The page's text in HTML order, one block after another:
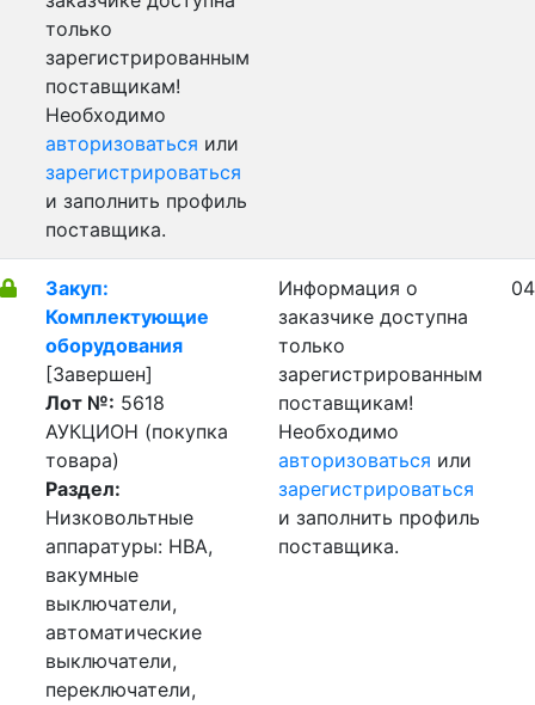
только
зарегистрированным
поставщикам!
Необходимо
авторизоваться или
зарегистрироваться
и заполнить профиль
поставщика.
Закуп:
Комплектующие
оборудования
[Завершен]
Лот №: 5618
АУКЦИОН (покупка
товара)
Раздел:
Низковольтные
аппаратуры: НВА,
вакумные
выключатели,
автоматические
выключатели,
переключатели,
Информация о
заказчике доступна
только
зарегистрированным
поставщикам!
Необходимо
авторизоваться или
зарегистрироваться
и заполнить профиль
поставщика.